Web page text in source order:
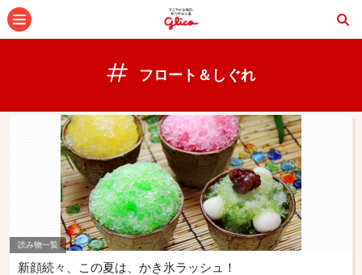
フロート＆しぐれ
読み物一覧
新顔続々、この夏は、かき氷ラッシュ！